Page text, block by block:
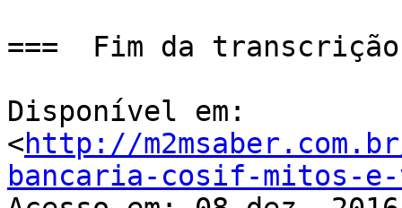
===  Fim da
Disponível em:
<http://
bancaria-cosif-mitos-e-